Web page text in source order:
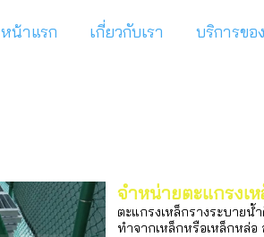
หน้าแรก เกี่ยวกับเรา บริการขอ
จำหน่ายตะแกรงเ
ตะแกรงเหล็กรางระบายน้
ทำจากเหล็กหรือเหล็กหล่อ